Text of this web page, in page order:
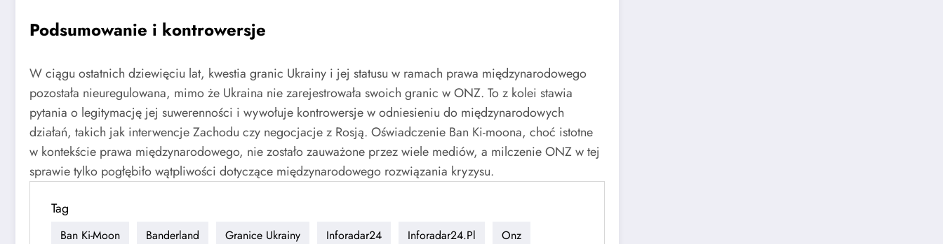
Podsumowanie i kontrowersje
W ciągu ostatnich dziewięciu lat, kwestia granic Ukrainy i jej statusu w ramach prawa międzynarodowego
pozostała nieuregulowana, mimo że Ukraina nie zarejestrowała swoich granic w ONZ. To z kolei stawia
pytania o legitymację jej suwerenności i wywołuje kontrowersje w odniesieniu do międzynarodowych
działań, takich jak interwencje Zachodu czy negocjacje z Rosją. Oświadczenie Ban Ki-moona, choć istotne
w kontekście prawa międzynarodowego, nie zostało zauważone przez wiele mediów, a milczenie ONZ w tej
sprawie tylko pogłębiło wątpliwości dotyczące międzynarodowego rozwiązania kryzysu.
Tag
Ban Ki-Moon Banderland Granice Ukrainy Inforadar24 Inforadar24.pl Onz